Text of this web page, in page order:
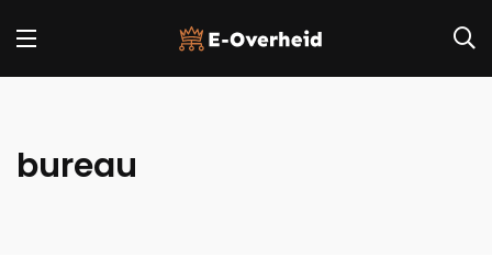
bureau